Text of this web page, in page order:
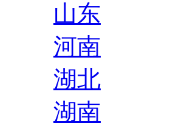
山东
河南
湖北
湖南